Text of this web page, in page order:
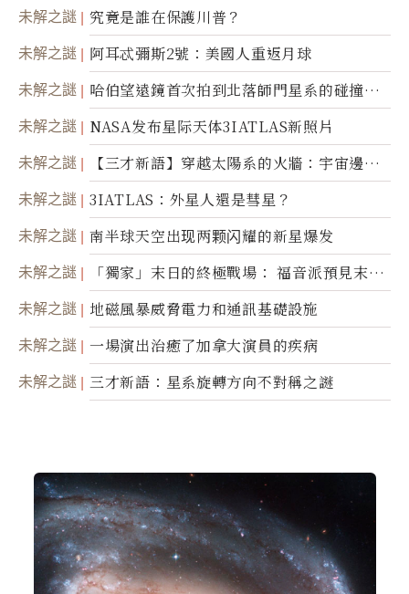
未解之謎 究竟是誰在保護川普？
未解之謎 阿耳忒彌斯2號：美國人重返月球
未解之謎
哈伯望遠鏡首次拍到北落師門星系的碰撞與
爆炸
未解之謎 NASA发布星际天体3IATLAS新照片
未解之謎
【三才新語】穿越太陽系的火牆：宇宙邊界
新啟示
未解之謎 3IATLAS：外星人還是彗星？
未解之謎 南半球天空出现两颗闪耀的新星爆发
未解之謎
「獨家」末日的終極戰場： 福音派預見末
世；希臘僧侶預言以色列的攻擊
未解之謎 地磁風暴威脅電力和通訊基礎設施
未解之謎 一場演出治癒了加拿大演員的疾病
未解之謎 三才新語：星系旋轉方向不對稱之謎